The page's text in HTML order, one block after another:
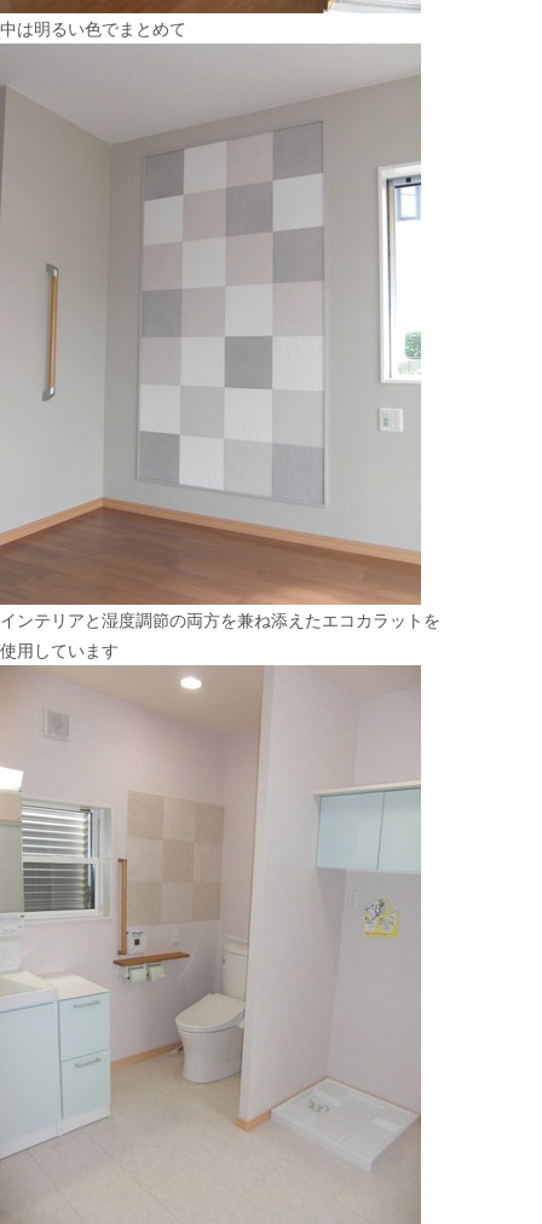
中は明るい色でまとめて
インテリアと湿度調節の両方を兼ね添えたエコカラットを
使用しています